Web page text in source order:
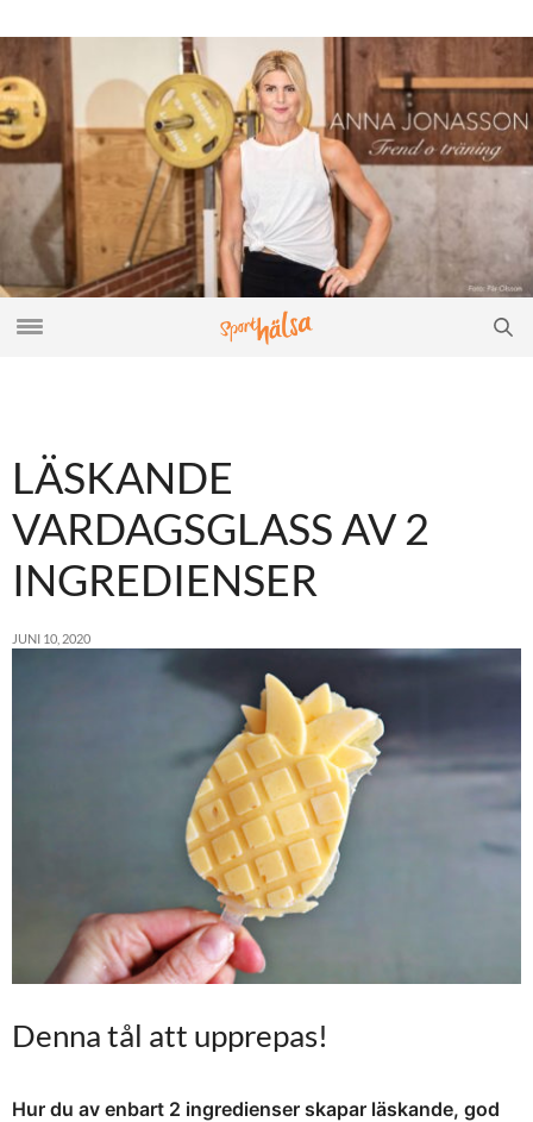
LÄSKANDE
VARDAGSGLASS AV 2
INGREDIENSER
JUNI 10, 2020
Denna tål att upprepas!
Hur du av enbart 2 ingredienser skapar läskande, god